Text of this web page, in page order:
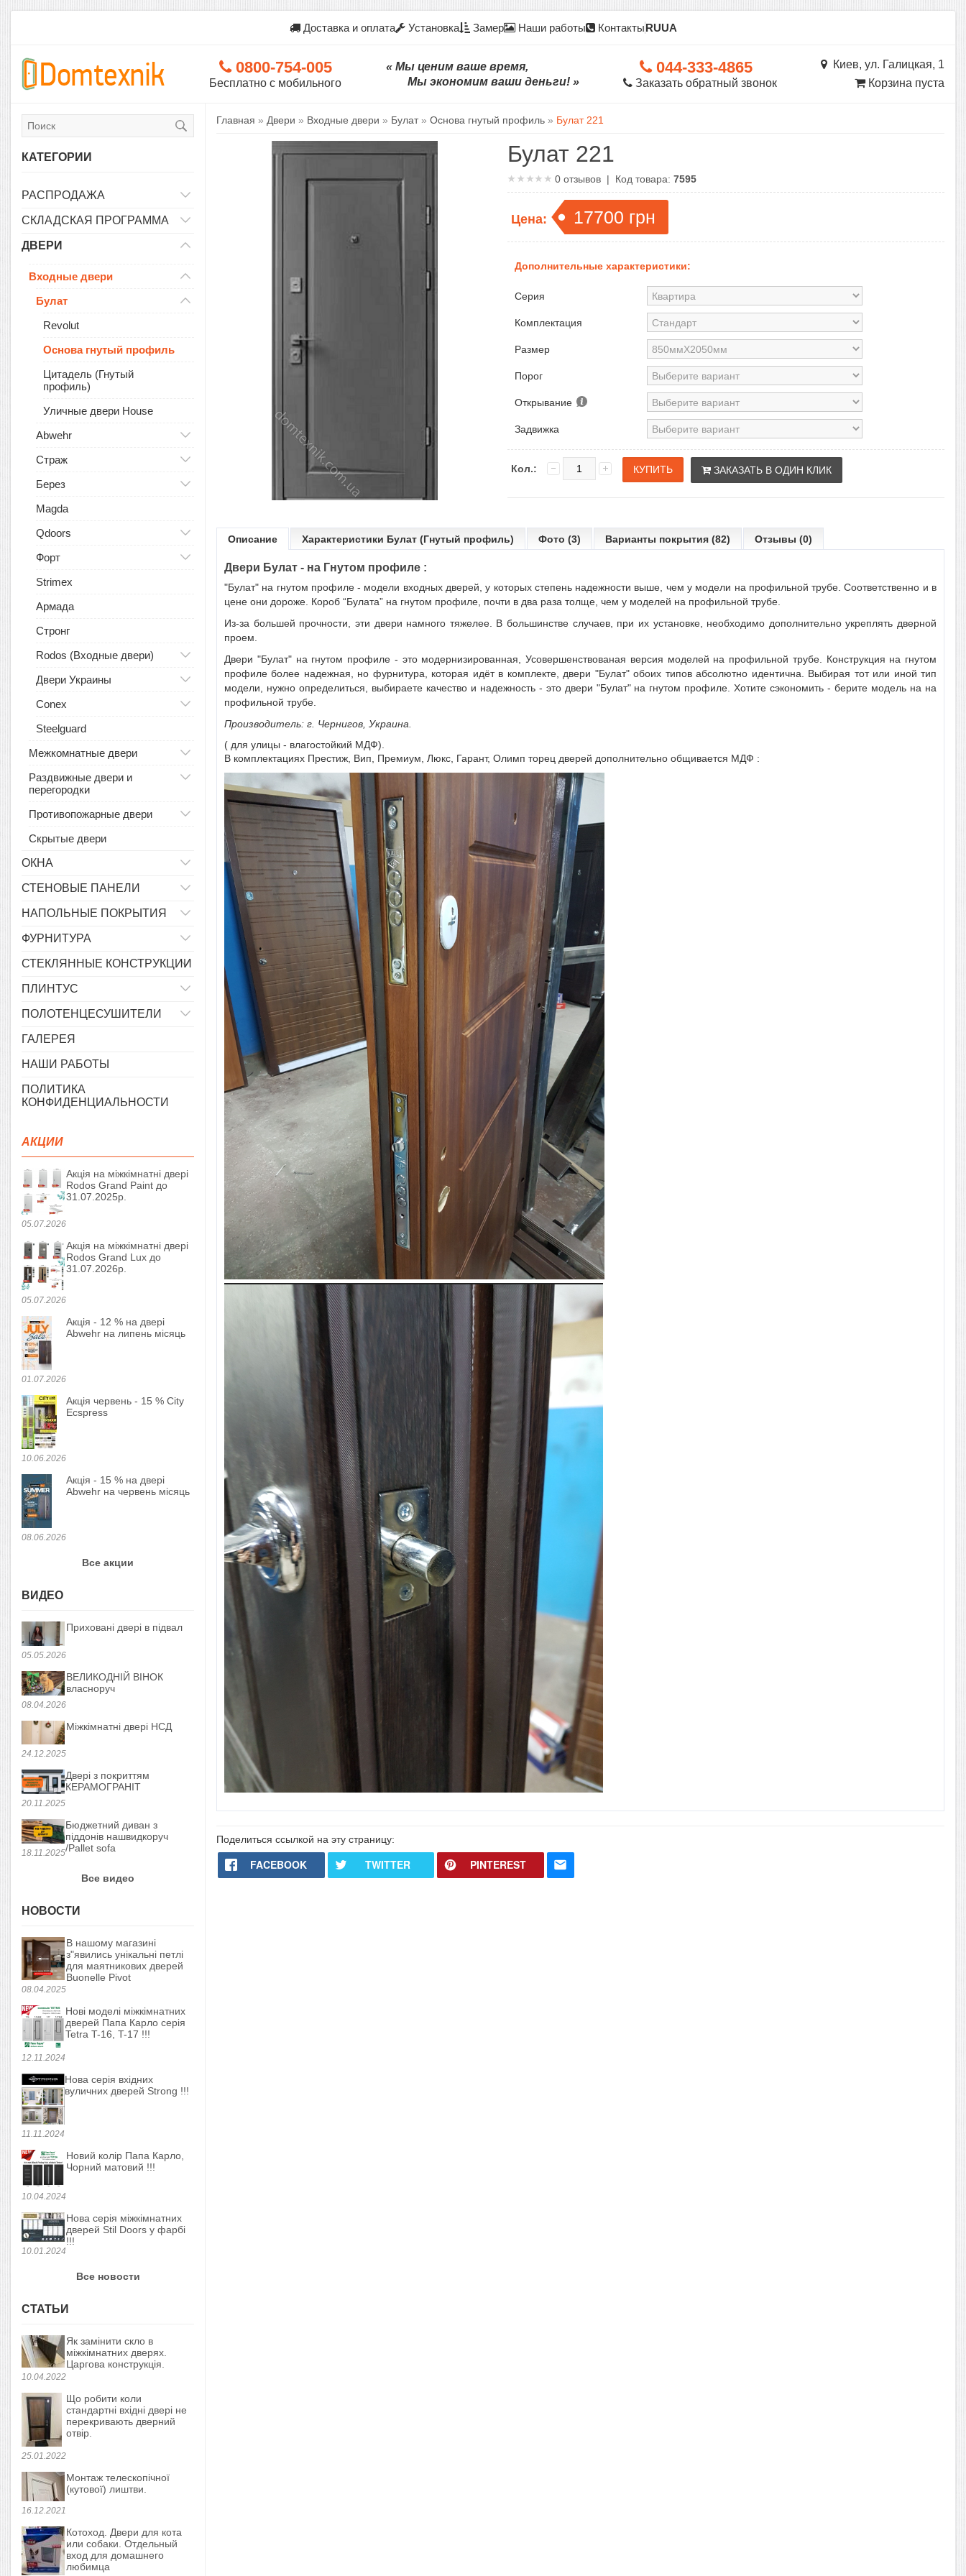
Доставка и оплата Установка Замер Наши работы КонтактыRUUA
0800-754-005
Бесплатно с мобильного
« Мы ценим ваше время,
Мы экономим ваши деньги! »
044-333-4865
Заказать обратный звонок
Киев, ул. Галицкая, 1
Корзина пуста
КАТЕГОРИИ
РАСПРОДАЖА
СКЛАДСКАЯ ПРОГРАММА
ДВЕРИ
Входные двери
Булат
Revolut
Основа гнутый профиль
Цитадель (Гнутый
профиль)
Уличные двери House
Abwehr
Страж
Берез
Magda
Qdoors
Форт
Strimex
Армада
Стронг
Rodos (Входные двери)
Двери Украины
Conex
Steelguard
Межкомнатные двери
Раздвижные двери и
перегородки
Противопожарные двери
Скрытые двери
ОКНА
СТЕНОВЫЕ ПАНЕЛИ
НАПОЛЬНЫЕ ПОКРЫТИЯ
ФУРНИТУРА
СТЕКЛЯННЫЕ КОНСТРУКЦИИ
ПЛИНТУС
ПОЛОТЕНЦЕСУШИТЕЛИ
ГАЛЕРЕЯ
НАШИ РАБОТЫ
ПОЛИТИКА
КОНФИДЕНЦИАЛЬНОСТИ
АКЦИИ
05.07.2026
Акція на міжкімнатні двері
Rodos Grand Paint до
31.07.2025р.
05.07.2026
Акція на міжкімнатні двері
Rodos Grand Lux до
31.07.2026р.
01.07.2026
Акція - 12 % на двері
Abwehr на липень місяць
10.06.2026
Акція червень - 15 % City
Ecspress
08.06.2026
Акція - 15 % на двері
Abwehr на червень місяць
Все акции
ВИДЕО
05.05.2026
Приховані двері в підвал
08.04.2026
ВЕЛИКОДНІЙ ВІНОК
власноруч
24.12.2025
Міжкімнатні двері НСД
20.11.2025
Двері з покриттям
КЕРАМОГРАНІТ
18.11.2025
Бюджетний диван з
піддонів нашвидкоруч
/Pallet sofa
Все видео
НОВОСТИ
08.04.2025
В нашому магазині
з"явились унікальні петлі
для маятникових дверей
Buonelle Pivot
12.11.2024
Нові моделі міжкімнатних
дверей Папа Карло серія
Tetra T-16, T-17 !!!
11.11.2024
Нова серія вхідних
вуличних дверей Strong !!!
10.04.2024
Новий колір Папа Карло,
Чорний матовий !!!
10.01.2024
Нова серія міжкімнатних
дверей Stil Doors у фарбі
!!!
Все новости
СТАТЬИ
10.04.2022
Як замінити скло в
міжкімнатних дверях.
Царгова конструкція.
25.01.2022
Що робити коли
стандартні вхідні двері не
перекривають дверний
отвір.
16.12.2021
Монтаж телескопічної
(кутової) лиштви.
Котоход. Двери для кота
или собаки. Отдельный
вход для домашнего
любимца
Главная » Двери » Входные двери » Булат » Основа гнутый профиль » Булат 221
Булат 221
0 отзывов | Код товара:7595
Цена: 17700 грн
Дополнительные характеристики:
Серия
Комплектация
Размер
Порог
Открывание
Задвижка
Кол.: ЗАКАЗАТЬ В ОДИН КЛИК
Описание Характеристики Булат (Гнутый профиль) Фото (3) Варианты покрытия (82) Отзывы (0)
Двери Булат - на Гнутом профиле :
"Булат" на гнутом профиле- модели входных дверей , у которых степень надежности выше, чем у модели на профильной трубе. Соответственно и в
цене они дороже. Короб “Булата” на гнутом профиле, почти в два раза толще, чем у моделей на профильной трубе.
Из-за большей прочности, эти двери намного тяжелее. В большинстве случаев, при их установке, необходимо дополнительно укреплять дверной
проем.
Двери "Булат" на гнутом профиле - это модернизированная, Усовершенствованая версия моделей на профильной трубе. Конструкция на гнутом
профиле более надежная, но фурнитура, которая идёт в комплекте, двери "Булат" обоих типов абсолютно идентична. Выбирая тот или иной тип
модели, нужно определиться, выбираете качество и надежность - это двери "Булат" на гнутом профиле. Хотите сэкономить - берите модель на на
профильной трубе.
Производитель: г. Чернигов, Украина.
( для улицы - влагостойкий МДФ).
В комплектациях Престиж, Вип, Премиум, Люкс, Гарант, Олимп торец дверей дополнительно общивается МДФ :
Поделиться ссылкой на эту страницу:
FACEBOOK TWITTER PINTEREST